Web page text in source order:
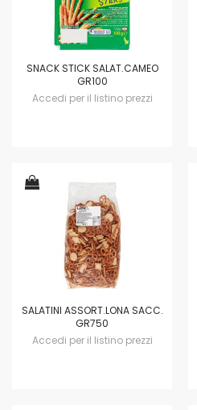
SNACK STICK SALAT.CAMEO
GR100
Accedi per il listino prezzi
SALATINI ASSORT.LONA SACC.
GR750
Accedi per il listino prezzi